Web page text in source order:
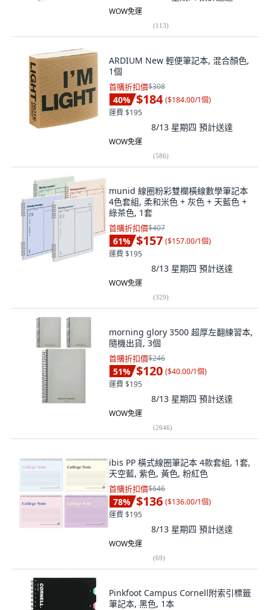
WOW免運
(113)
ARDIUM New 輕便筆記本, 混合顏色,
1個
首購折扣價$308
40% $184 ($184.00/1個)
運費 $195
8/13 星期四 預計送達
WOW免運
(586)
munid 線圈粉彩雙欄橫線數學筆記本
4色套組, 柔和米色 + 灰色 + 天藍色 +
綠茶色, 1套
首購折扣價$407
61% $157 ($157.00/1個)
運費 $195
8/13 星期四 預計送達
WOW免運
(329)
morning glory 3500 超厚左翻練習本,
隨機出貨, 3個
首購折扣價$246
51% $120 ($40.00/1個)
運費 $195
8/13 星期四 預計送達
WOW免運
(2646)
ibis PP 橫式線圈筆記本 4款套組, 1套,
天空藍, 紫色, 黃色, 粉紅色
首購折扣價$646
78% $136 ($136.00/1個)
運費 $195
8/13 星期四 預計送達
WOW免運
(69)
Pinkfoot Campus Cornell附索引標籤
筆記本, 黑色, 1本